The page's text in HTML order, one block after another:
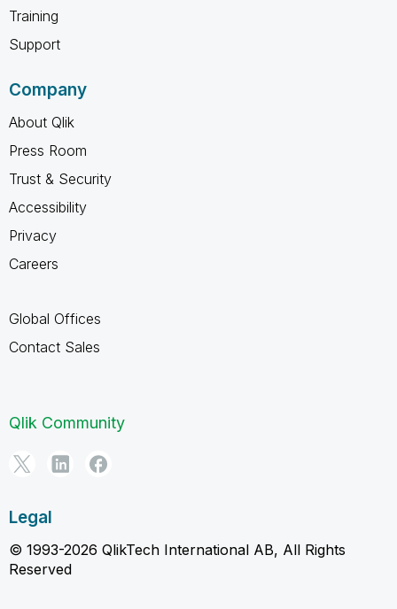
Training
Support
Company
About Qlik
Press Room
Trust & Security
Accessibility
Privacy
Careers
Global Offices
Contact Sales
Qlik Community
Legal
© 1993-2026 QlikTech International AB, All Rights
Reserved